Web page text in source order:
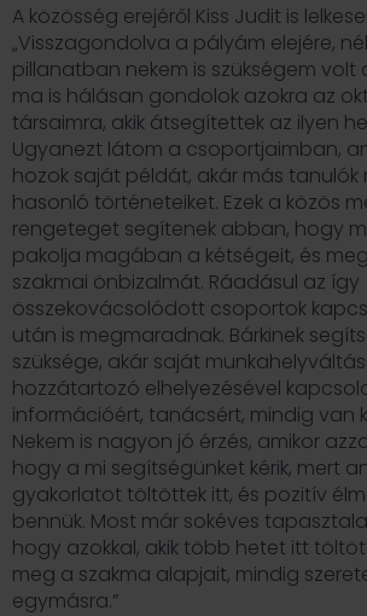
A közösség erejéről Kiss Judit is
„Visszagondolva a pályám elejére,
pillanatban nekem is szükségem volt
ma is hálásan gondolok azokra az
társaimra, akik átsegítettek az ilyen
Ugyanezt látom a csoportjaimban,
hozok saját példát, akár más tanulók
hasonló történeteiket. Ezek a közös
rengeteget segítenek abban, hogy
pakolja magában a kétségeit, és
szakmai önbizalmát. Ráadásul az így
összekovácsolódott csoportok
után is megmaradnak. Bárkinek
szüksége, akár saját
hozzátartozó elhelyezésével
információért, tanácsért, mindig van
Nekem is nagyon jó érzés, amikor
hogy a mi segítségünket kérik, mert
gyakorlatot töltöttek itt, és pozitív
bennük. Most már sokéves
hogy azokkal, akik több hetet itt
meg a szakma alapjait, mindig
egymásra.”